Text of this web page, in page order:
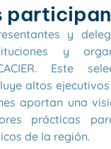
y
y
Este
altos
aportan una
prácticas
de la región.